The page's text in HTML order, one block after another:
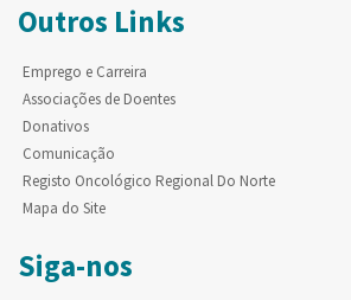
Outros Links
Emprego e Carreira
Associações de Doentes
Donativos
Comunicação
Registo Oncológico Regional Do Norte
Mapa do Site
Siga-nos